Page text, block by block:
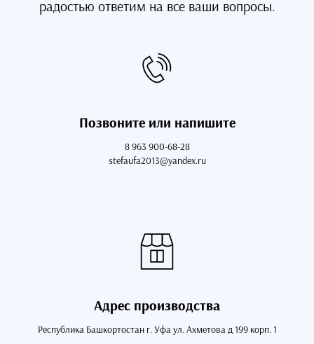
радостью ответим на все ваши вопросы.
Позвоните или напишите
8 963 900-68-28
stefaufa2013@yandex.ru
Адрес производства
Республика Башкортостан г. Уфа ул. Ахметова д 199 корп. 1